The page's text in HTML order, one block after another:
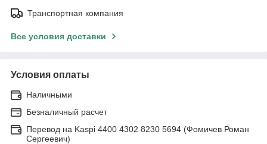
Транспортная компания
Все условия доставки
Условия оплаты
Наличными
Безналичный расчет
Перевод на Kaspi 4400 4302 8230 5694 (Фомичев Роман
Сергеевич)